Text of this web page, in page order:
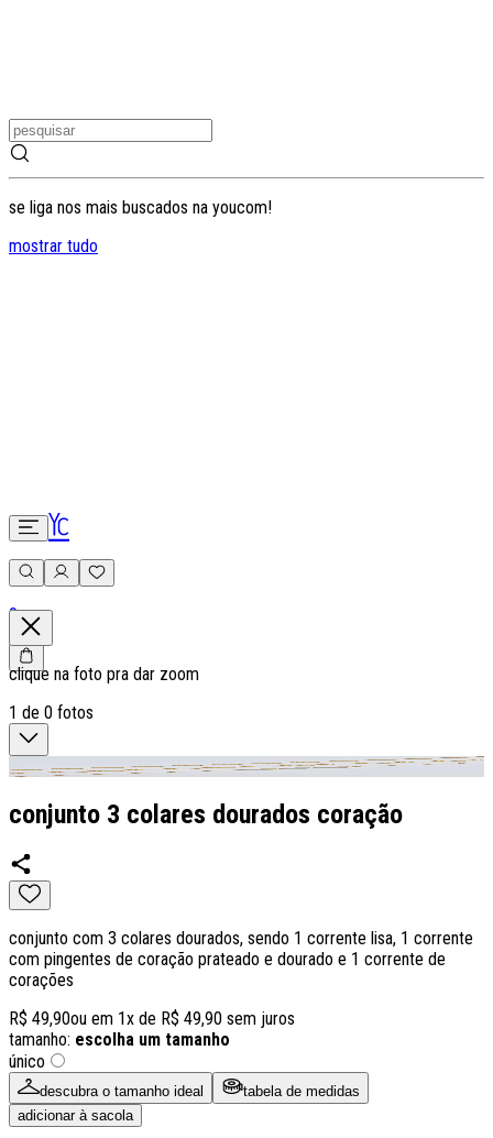
se liga nos mais buscados na youcom!
mostrar tudo
0
clique na foto pra dar zoom
1 de 0 fotos
conjunto 3 colares dourados coração
conjunto com 3 colares dourados, sendo 1 corrente lisa, 1 corrente
com pingentes de coração prateado e dourado e 1 corrente de
corações
R$ 49,90ou em 1x de R$ 49,90 sem juros
tamanho: escolha um tamanho
único
descubra o tamanho ideal
tabela de medidas
adicionar à sacola